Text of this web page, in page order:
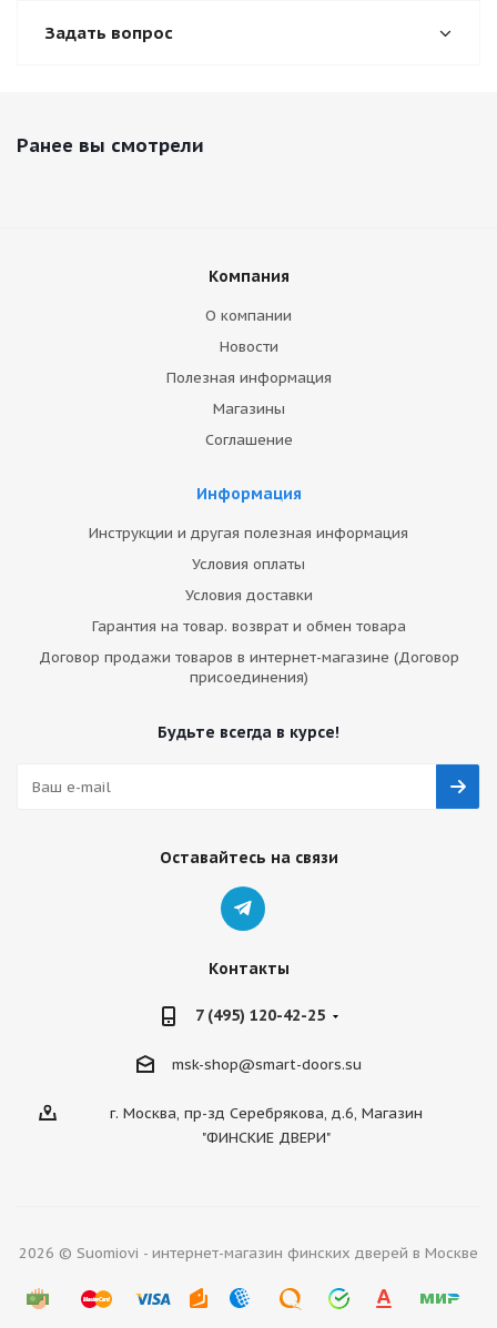
Задать вопрос
Ранее вы смотрели
Компания
О компании
Новости
Полезная информация
Магазины
Соглашение
Информация
Инструкции и другая полезная информация
Условия оплаты
Условия доставки
Гарантия на товар. возврат и обмен товара
Договор продажи товаров в интернет-магазине (Договор
присоединения)
Будьте всегда в курсе!
Оставайтесь на связи
Контакты
7 (495) 120-42-25
msk-shop@smart-doors.su
г. Москва, пр-зд Серебрякова, д.6, Магазин
"ФИНСКИЕ ДВЕРИ"
2026 © Suomiovi - интернет-магазин финских дверей в Москве